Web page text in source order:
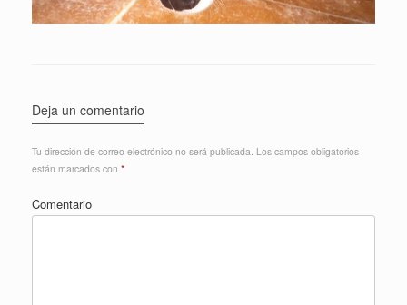
Deja un comentario
Tu dirección de correo electrónico no será publicada. Los campos obligatorios
están marcados con *
Comentario